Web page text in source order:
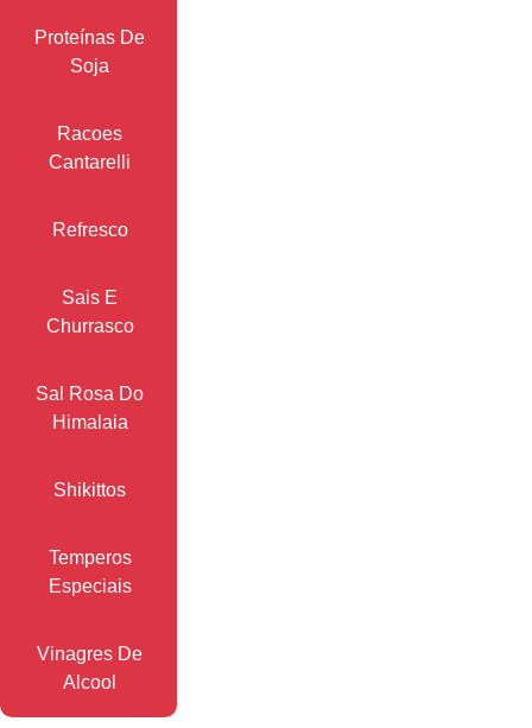
Proteínas De
Soja
Racoes
Cantarelli
Refresco
Sais E
Churrasco
Sal Rosa Do
Himalaia
Shikittos
Temperos
Especiais
Vinagres De
Alcool